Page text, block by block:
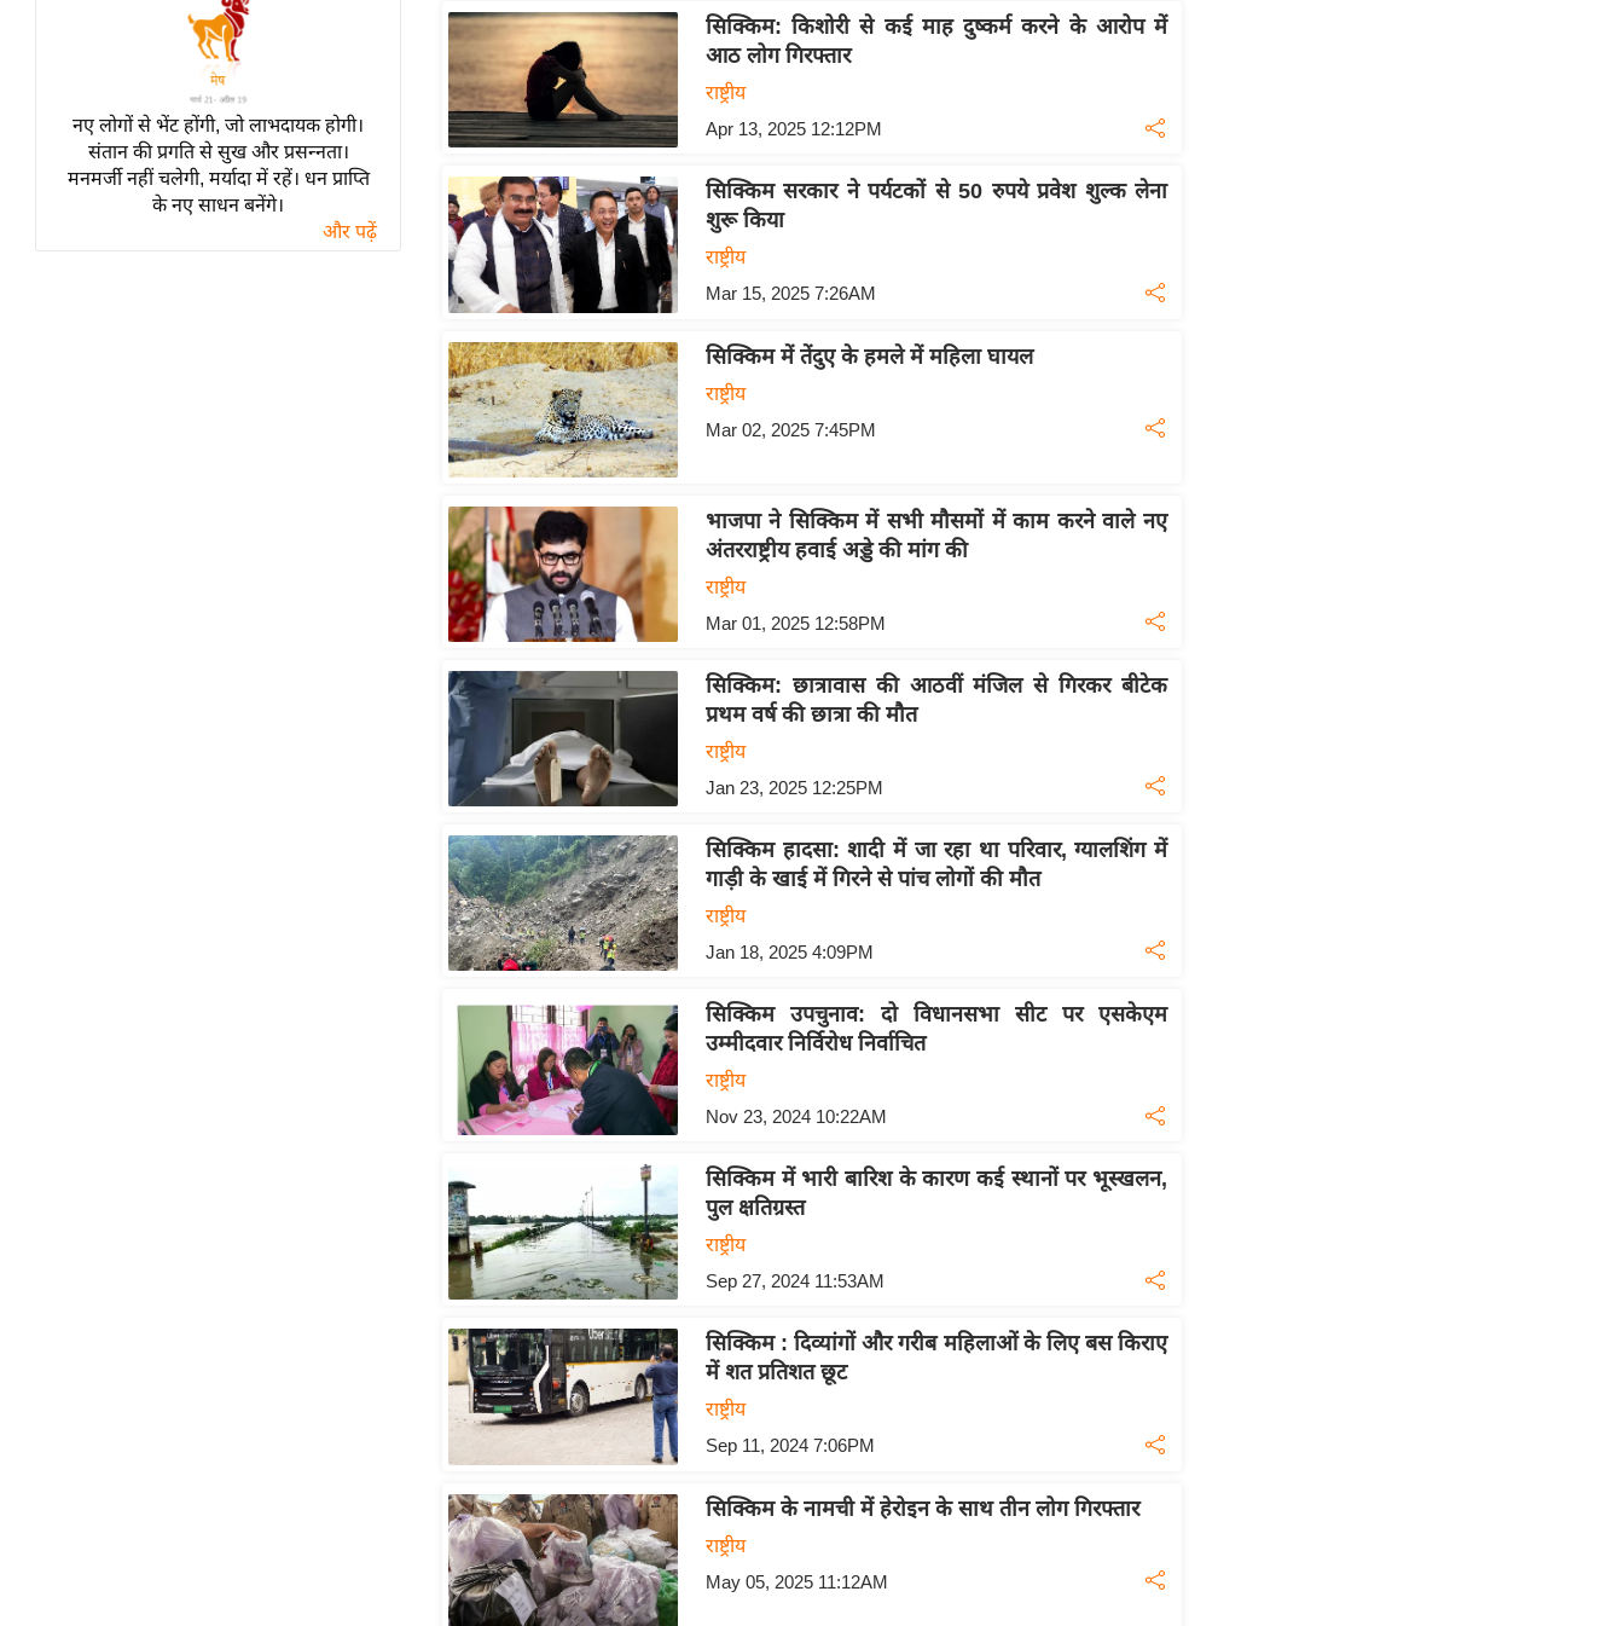
शहरों से
वेब स्टोरी
Short
नए लोगों से भेंट होंगी, जो लाभदायक होगी।
संतान की प्रगति से सुख और प्रसन्नता।
मनमर्जी नहीं चलेगी, मर्यादा में रहें। धन प्राप्ति
के नए साधन बनेंगे।
और पढ़ें
सिक्किम: किशोरी से कई माह दुष्कर्म करने के आरोप में
आठ लोग गिरफ्तार
राष्ट्रीय
Apr 13, 2025 12:12PM
सिक्किम सरकार ने पर्यटकों से 50 रुपये प्रवेश शुल्क लेना
शुरू किया
राष्ट्रीय
Mar 15, 2025 7:26AM
सिक्किम में तेंदुए के हमले में महिला घायल
राष्ट्रीय
Mar 02, 2025 7:45PM
भाजपा ने सिक्किम में सभी मौसमों में काम करने वाले नए
अंतरराष्ट्रीय हवाई अड्डे की मांग की
राष्ट्रीय
Mar 01, 2025 12:58PM
सिक्किम: छात्रावास की आठवीं मंजिल से गिरकर बीटेक
प्रथम वर्ष की छात्रा की मौत
राष्ट्रीय
Jan 23, 2025 12:25PM
सिक्किम हादसा: शादी में जा रहा था परिवार, ग्यालशिंग में
गाड़ी के खाई में गिरने से पांच लोगों की मौत
राष्ट्रीय
Jan 18, 2025 4:09PM
सिक्किम उपचुनाव: दो विधानसभा सीट पर एसकेएम
उम्मीदवार निर्विरोध निर्वाचित
राष्ट्रीय
Nov 23, 2024 10:22AM
सिक्किम में भारी बारिश के कारण कई स्थानों पर भूस्खलन,
पुल क्षतिग्रस्त
राष्ट्रीय
Sep 27, 2024 11:53AM
सिक्किम : दिव्यांगों और गरीब महिलाओं के लिए बस किराए
में शत प्रतिशत छूट
राष्ट्रीय
Sep 11, 2024 7:06PM
सिक्किम के नामची में हेरोइन के साथ तीन लोग गिरफ्तार
राष्ट्रीय
May 05, 2025 11:12AM